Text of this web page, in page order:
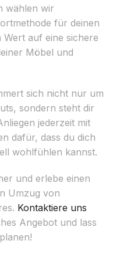
wählen wir
für deinen
auf eine sichere
Möbel und
sich nicht nur um
sondern steht dir
jederzeit mit
dafür, dass du dich
wohlfühlen kannst.
und erlebe einen
Umzug von
Kontaktiere uns
Angebot und lass